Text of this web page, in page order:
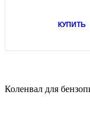
КУПИТЬ
Коленвал для